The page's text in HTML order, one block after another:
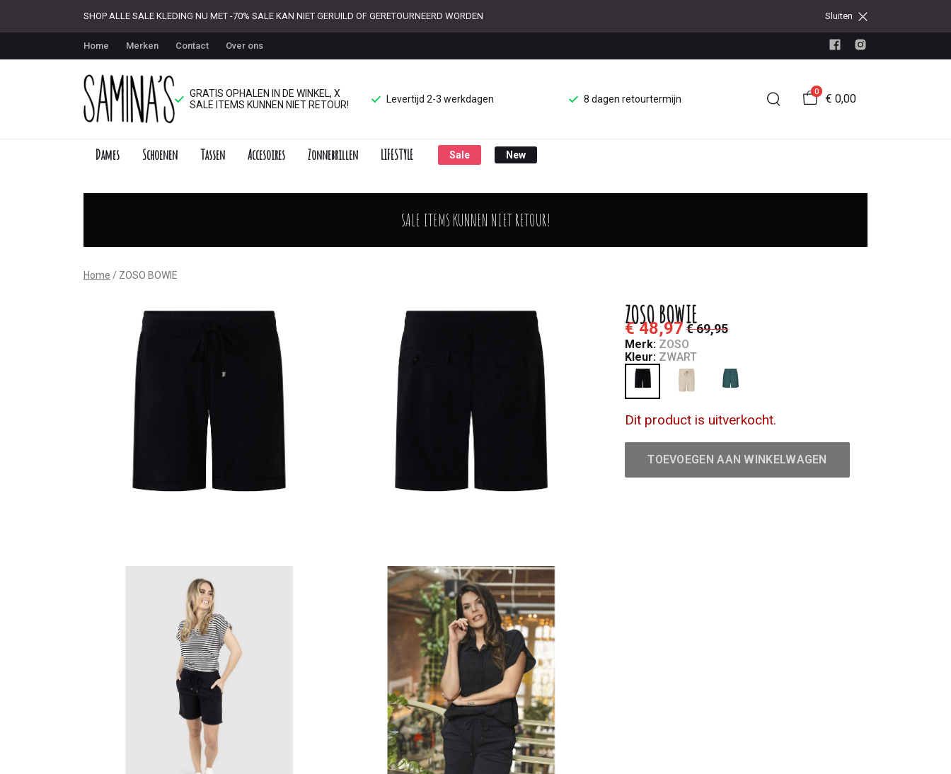
SHOP ALLE SALE KLEDING NU MET -70% SALE KAN NIET GERUILD OF GERETOURNEERD WORDEN Sluiten
Home Merken Contact Over ons
GRATIS OPHALEN IN DE WINKEL, X
SALE ITEMS KUNNEN NIET RETOUR!
Levertijd 2-3 werkdagen 8 dagen retourtermijn
0
€ 0,00
Dames Schoenen Tassen Accesoires Zonnebrillen LIFESTYLE Sale New
SALE ITEMS KUNNEN NIET RETOUR!
Home ZOSO BOWIE
ZOSO BOWIE
€ 48,97 € 69,95
Merk: ZOSO
Kleur: ZWART
Dit product is uitverkocht.
TOEVOEGEN AAN WINKELWAGEN